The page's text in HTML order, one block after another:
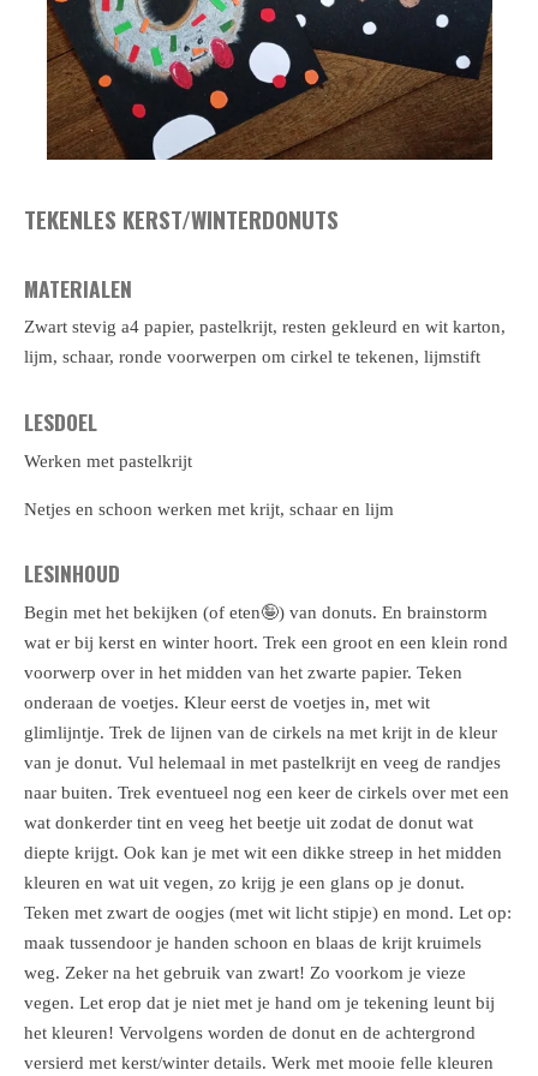
TEKENLES KERST/WINTERDONUTS
MATERIALEN
Zwart stevig a4 papier, pastelkrijt, resten gekleurd en wit karton,
lijm, schaar, ronde voorwerpen om cirkel te tekenen, lijmstift
LESDOEL
Werken met pastelkrijt
Netjes en schoon werken met krijt, schaar en lijm
LESINHOUD
Begin met het bekijken (of eten🤪) van donuts. En brainstorm
wat er bij kerst en winter hoort. Trek een groot en een klein rond
voorwerp over in het midden van het zwarte papier. Teken
onderaan de voetjes. Kleur eerst de voetjes in, met wit
glimlijntje. Trek de lijnen van de cirkels na met krijt in de kleur
van je donut. Vul helemaal in met pastelkrijt en veeg de randjes
naar buiten. Trek eventueel nog een keer de cirkels over met een
wat donkerder tint en veeg het beetje uit zodat de donut wat
diepte krijgt. Ook kan je met wit een dikke streep in het midden
kleuren en wat uit vegen, zo krijg je een glans op je donut.
Teken met zwart de oogjes (met wit licht stipje) en mond. Let op:
maak tussendoor je handen schoon en blaas de krijt kruimels
weg. Zeker na het gebruik van zwart! Zo voorkom je vieze
vegen. Let erop dat je niet met je hand om je tekening leunt bij
het kleuren! Vervolgens worden de donut en de achtergrond
versierd met kerst/winter details. Werk met mooie felle kleuren